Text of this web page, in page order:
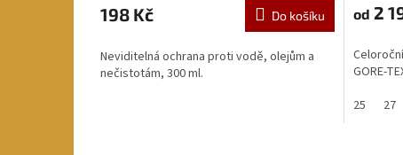
198 Kč Do košíku
Neviditelná ochrana proti vodě, olejům a
nečistotám, 300 ml.
od 2
GORE-
25
27